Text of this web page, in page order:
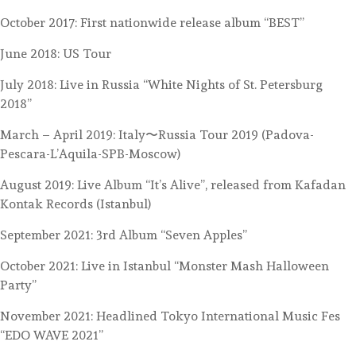
October 2017: First nationwide release album “BEST”
June 2018: US Tour
July 2018: Live in Russia “White Nights of St. Petersburg
2018”
March – April 2019: Italy〜Russia Tour 2019 (Padova-
Pescara-L’Aquila-SPB-Moscow)
August 2019: Live Album “It’s Alive”, released from Kafadan
Kontak Records (Istanbul)
September 2021: 3rd Album “Seven Apples”
October 2021: Live in Istanbul “Monster Mash Halloween
Party”
November 2021: Headlined Tokyo International Music Fes
“EDO WAVE 2021”